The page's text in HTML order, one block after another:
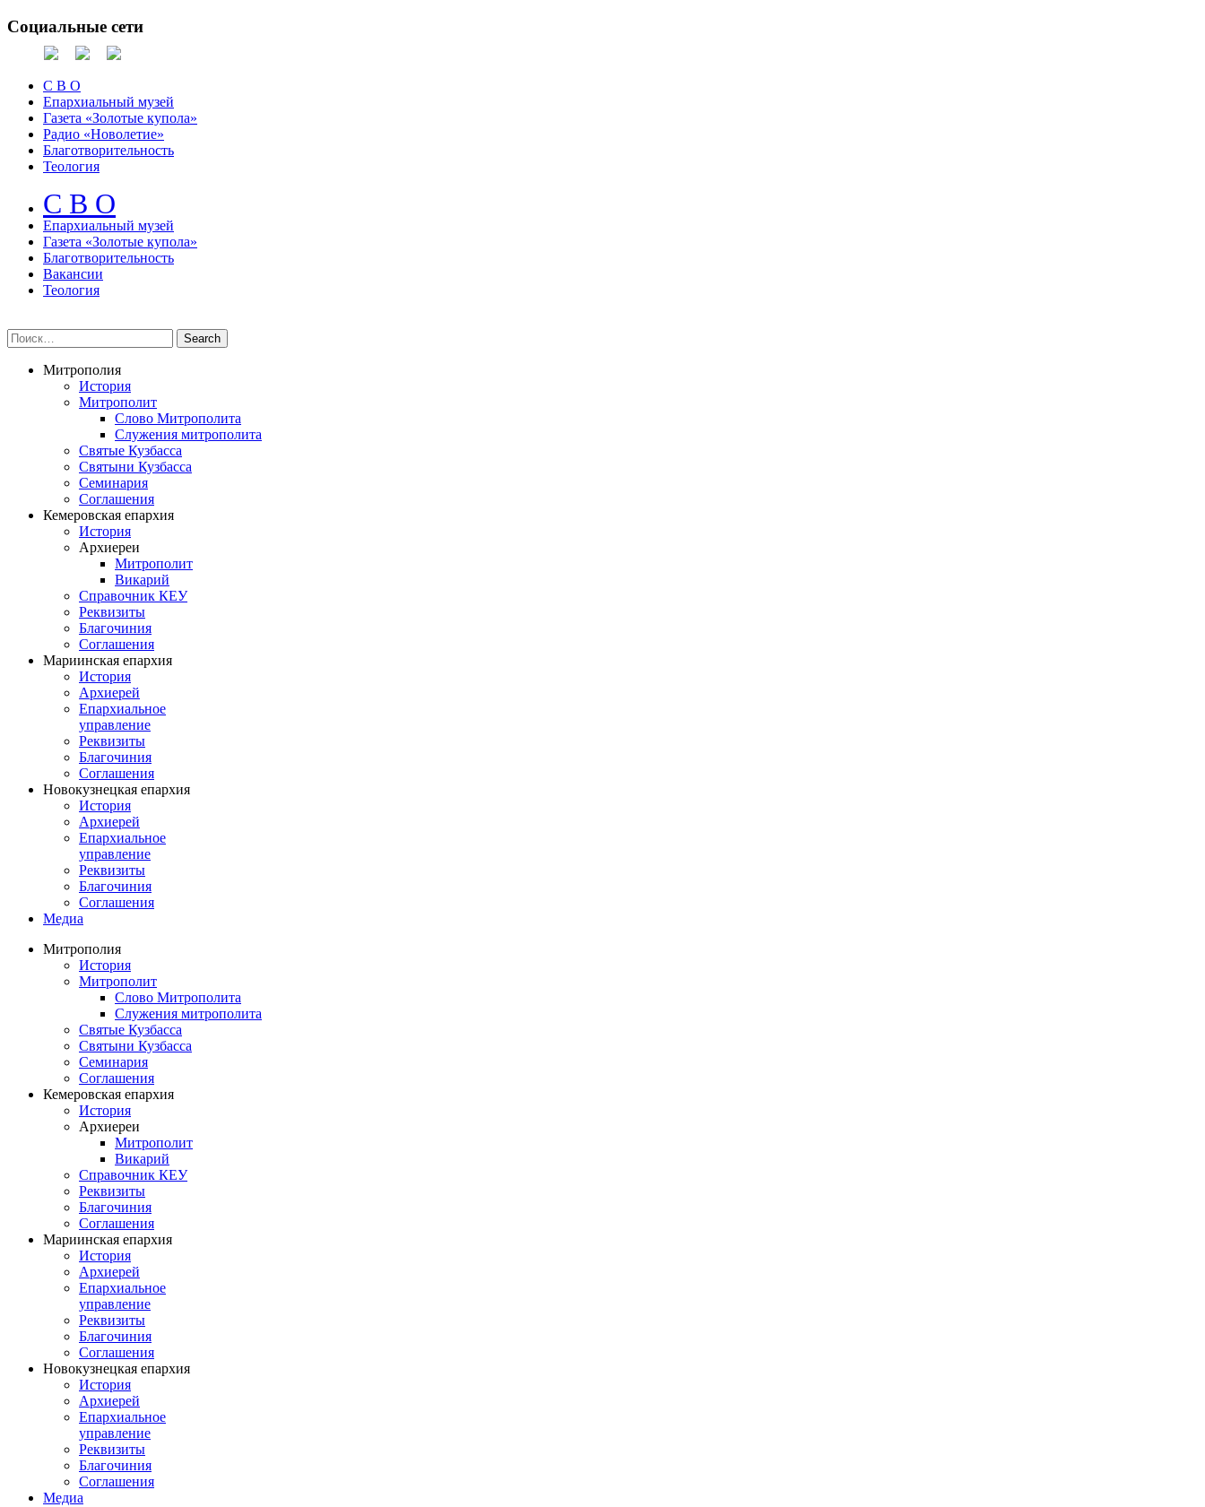
Социальные сети
С В О
Епархиальный музей
Газета «Золотые купола»
Радио «Новолетие»
Благотворительность
Теология
С В О
Епархиальный музeй
Газета «Золотые купола»
Благотворительность
Вакансии
Теология
Митрополия
История
Митрополит
Слово Митрополита
Служения митрополита
Святые Кузбасса
Святыни Кузбасса
Семинария
Соглашения
Кемеровская епархия
История
Архиереи
Митрополит
Викарий
Справочник КЕУ
Реквизиты
Благочиния
Соглашения
Мариинская епархия
История
Архиерей
Епархиальное
управление
Реквизиты
Благочиния
Соглашения
Новокузнецкая епархия
История
Архиерей
Епархиальное
управление
Реквизиты
Благочиния
Соглашения
Медиа
Митрополия
История
Митрополит
Слово Митрополита
Служения митрополита
Святые Кузбасса
Святыни Кузбасса
Семинария
Соглашения
Кемеровская епархия
История
Архиереи
Митрополит
Викарий
Справочник КЕУ
Реквизиты
Благочиния
Соглашения
Мариинская епархия
История
Архиерей
Епархиальное
управление
Реквизиты
Благочиния
Соглашения
Новокузнецкая епархия
История
Архиерей
Епархиальное
управление
Реквизиты
Благочиния
Соглашения
Медиа